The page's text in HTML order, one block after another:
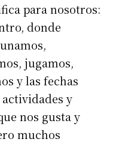
para nosotros:
donde
jugamos,
y las fechas
y
nos gusta y
muchos